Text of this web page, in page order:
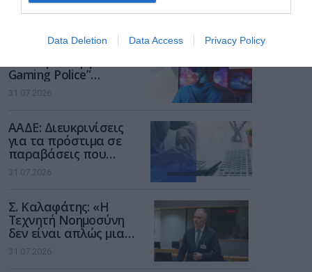
Data Deletion Data Access Privacy Policy
Το χρηματοδοτούμενο
Gaming Police”
ενισχύει την ασφάλεια
των παιδιών στο
31.07.2026
ΑΑΔΕ: Διευκρινίσεις
για τα πρόστιμα σε
παραβάσεις που
αφορούν τους ΦΗΜ
31.07.2026
Σ. Καλαφάτης: «Η
Τεχνητή Νοημοσύνη
δεν είναι απλώς μια
νέα τεχνολογία, είναι
μια νέα βιομηχανική
31.07.2026